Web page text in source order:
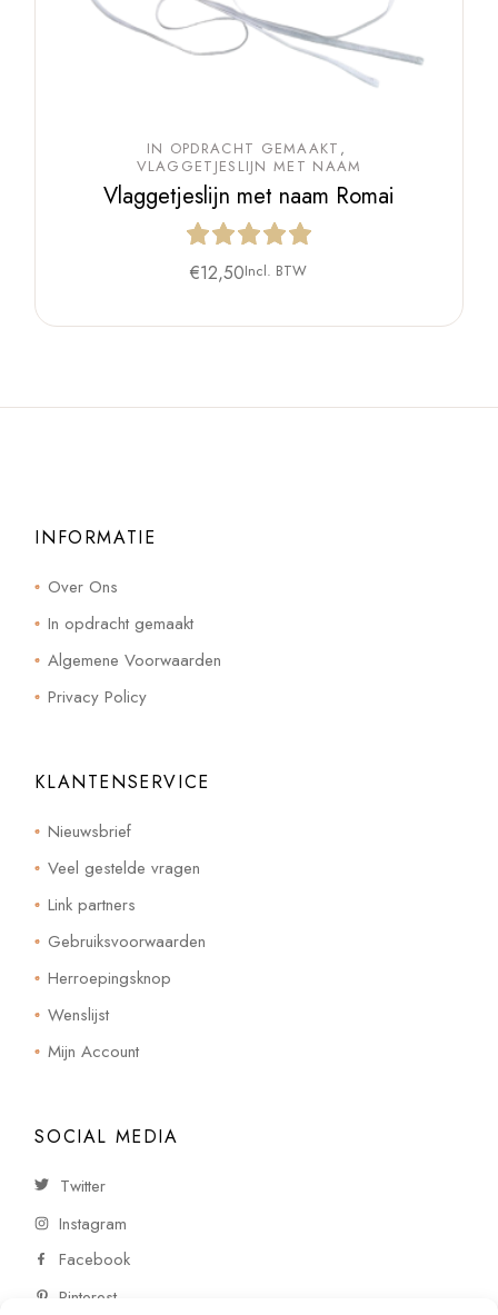
IN OPDRACHT GEMAAKT
VLAGGETJESLIJN MET NAAM
Vlaggetjeslijn met naam Romai
€12,50Incl. BTW
INFORMATIE
Over Ons
In opdracht gemaakt
Algemene Voorwaarden
Privacy Policy
KLANTENSERVICE
Nieuwsbrief
Veel gestelde vragen
Link partners
Gebruiksvoorwaarden
Herroepingsknop
Wenslijst
Mijn Account
SOCIAL MEDIA
Twitter
Instagram
Facebook
Pinterest